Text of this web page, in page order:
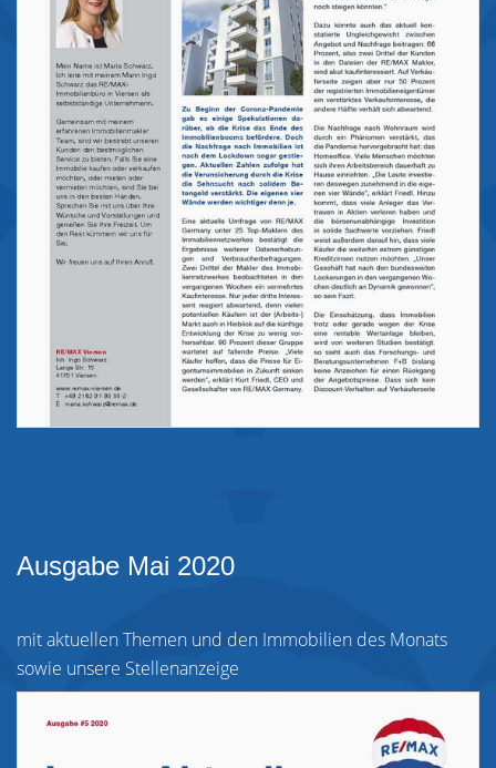
Ausgabe Mai 2020
mit aktuellen Themen und den Immobilien des Monats
sowie unsere Stellenanzeige